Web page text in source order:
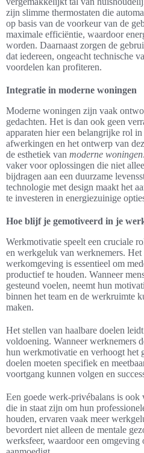
zijn slimme thermostaten die
op basis van de voorkeur van de
maximale efficiëntie, waardoor
worden. Daarnaast zorgen de
dat iedereen, ongeacht technische
voordelen kan profiteren.
Integratie in moderne woningen
Moderne woningen zijn vaak
gedachten. Het is dan ook geen
apparaten hier een belangrijke rol
afwerkingen en het ontwerp van
de esthetiek van moderne woningen
vaker voor oplossingen die niet
bijdragen aan een duurzame
technologie met design maakt het
te investeren in energiezuinige
Hoe blijf je gemotiveerd in je
Werkmotivatie speelt een cruciale
en werkgeluk van werknemers. Het
werkomgeving is essentieel om
productief te houden. Wanneer
gesteund voelen, neemt hun
binnen het team en de werkruimte
maken.
Het stellen van haalbare doelen
voldoening. Wanneer werknemers
hun werkmotivatie en verhoogt het
doelen moeten specifiek en
voortgang kunnen volgen en
Een goede werk-privébalans is ook
die in staat zijn om hun
houden, ervaren vaak meer
bevordert niet alleen de mentale
werksfeer, waardoor een omgeving